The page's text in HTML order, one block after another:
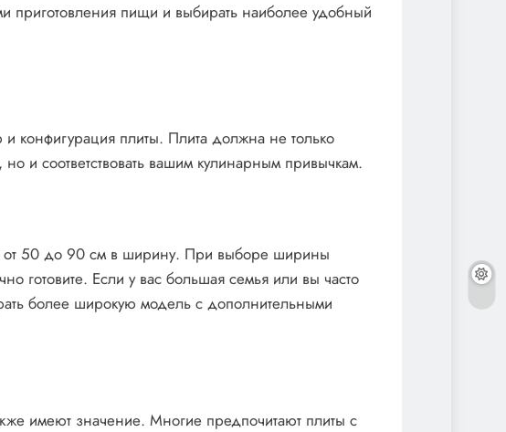
приготовления пищи и выбирать наиболее удобный
конфигурация плиты. Плита должна не только
и соответствовать вашим кулинарным привычкам.
от 50 до 90 см в ширину. При выборе ширины
готовите. Если у вас большая семья или вы часто
более широкую модель с дополнительными
имеют значение. Многие предпочитают плиты с